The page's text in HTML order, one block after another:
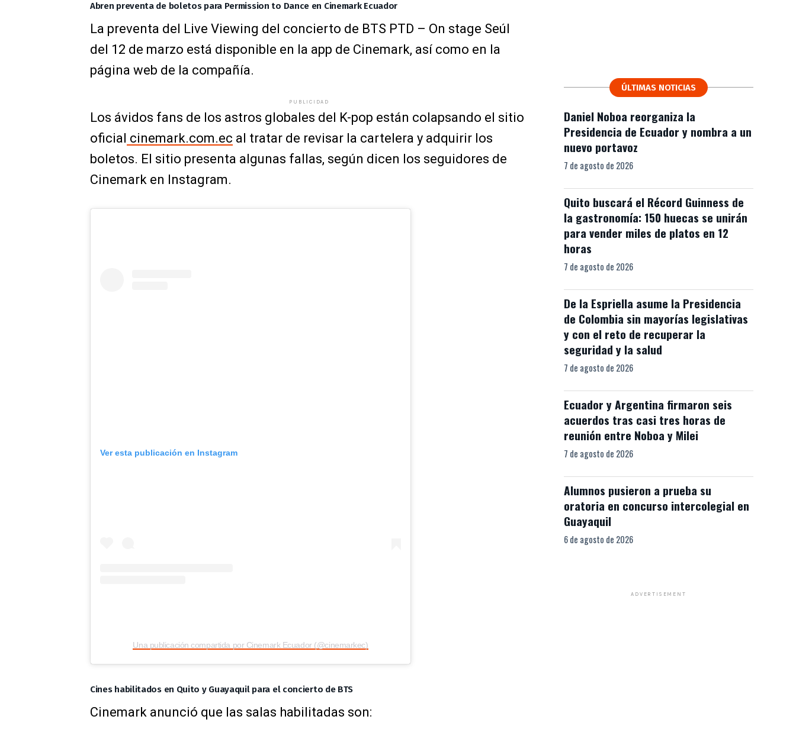
Abren preventa de boletos para Permission to Dance en Cinemark Ecuador
La preventa del Live Viewing del concierto de BTS PTD – On stage Seúl
del 12 de marzo está disponible en la app de Cinemark, así como en la
página web de la compañía.
PUBLICIDAD
Los ávidos fans de los astros globales del K-pop están colapsando el sitio
oficial cinemark.com.ec al tratar de revisar la cartelera y adquirir los
boletos. El sitio presenta algunas fallas, según dicen los seguidores de
Cinemark en Instagram.
Ver esta publicación en Instagram
Una publicación compartida por Cinemark Ecuador (@cinemarkec)
Cines habilitados en Quito y Guayaquil para el concierto de BTS
Cinemark anunció que las salas habilitadas son:
ÚLTIMAS NOTICIAS
Daniel Noboa reorganiza la
Presidencia de Ecuador y nombra a un
nuevo portavoz
7 de agosto de 2026
Quito buscará el Récord Guinness de
la gastronomía: 150 huecas se unirán
para vender miles de platos en 12
horas
7 de agosto de 2026
De la Espriella asume la Presidencia
de Colombia sin mayorías legislativas
y con el reto de recuperar la
seguridad y la salud
7 de agosto de 2026
Ecuador y Argentina firmaron seis
acuerdos tras casi tres horas de
reunión entre Noboa y Milei
7 de agosto de 2026
Alumnos pusieron a prueba su
oratoria en concurso intercolegial en
Guayaquil
6 de agosto de 2026
ADVERTISEMENT